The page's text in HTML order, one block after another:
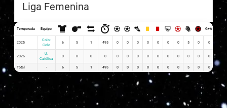
Liga Femenina
Temporada Equipo G+A
2025
Colo-
Colo
6 5 1 495 0 0 0 0 0 0 0 5 0 0
2026
U.
Católica
0 0 0 0 0 0 0 0 0 0 0 0 0 0
Total - 6 5 1 495 0 0 0 0 0 0 0 5 0 0